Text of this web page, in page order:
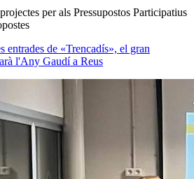
per als Pressupostos Participatius
entrades de «Trencadís», el gran
l'Any Gaudí a Reus